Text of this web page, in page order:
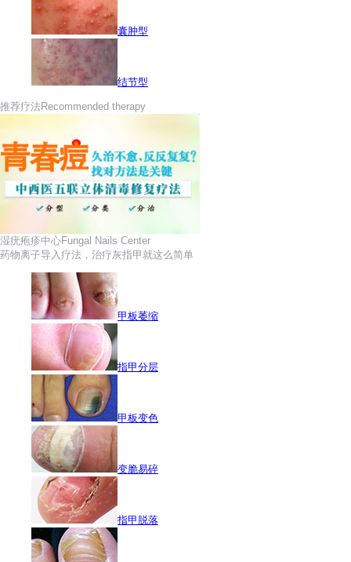
囊肿型
结节型
推荐疗法Recommended therapy
湿疣疱疹中心Fungal Nails Center
药物离子导入疗法，治疗灰指甲就这么简单
甲板萎缩
指甲分层
甲板变色
变脆易碎
指甲脱落